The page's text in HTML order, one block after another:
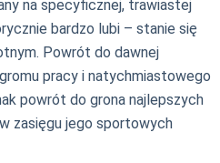
na specyficznej, trawiastej
bardzo lubi – stanie się
Powrót do dawnej
pracy i natychmiastowego
powrót do grona najlepszych
zasięgu jego sportowych